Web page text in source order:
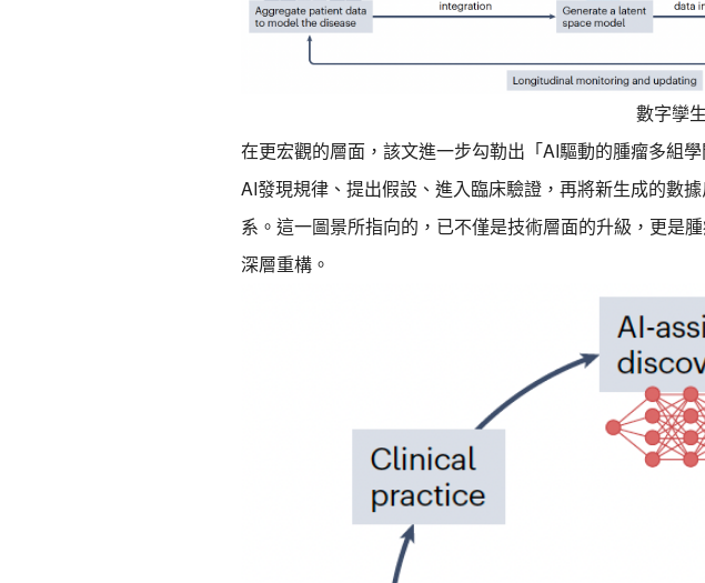
數字孿生
在更宏觀的層面，該文進一步勾勒出「AI驅動的腫瘤多
AI發現規律、提出假設、進入臨床驗證，再將新生成的數
系。這一圖景所指向的，已不僅是技術層面的升級，更是
深層重構。